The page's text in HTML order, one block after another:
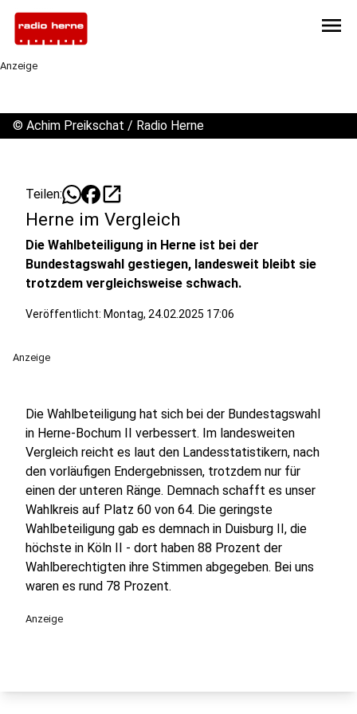
menu
Anzeige
© Achim Preikschat / Radio Herne
Teilen: open_in_new
Herne im Vergleich
Die Wahlbeteiligung in Herne ist bei der
Bundestagswahl gestiegen, landesweit bleibt sie
trotzdem vergleichsweise schwach.
Veröffentlicht: Montag, 24.02.2025 17:06
Anzeige
Die Wahlbeteiligung hat sich bei der Bundestagswahl
in Herne-Bochum II verbessert. Im landesweiten
Vergleich reicht es laut den Landesstatistikern, nach
den vorläufigen Endergebnissen, trotzdem nur für
einen der unteren Ränge. Demnach schafft es unser
Wahlkreis auf Platz 60 von 64. Die geringste
Wahlbeteiligung gab es demnach in Duisburg II, die
höchste in Köln II - dort haben 88 Prozent der
Wahlberechtigten ihre Stimmen abgegeben. Bei uns
waren es rund 78 Prozent.
Anzeige